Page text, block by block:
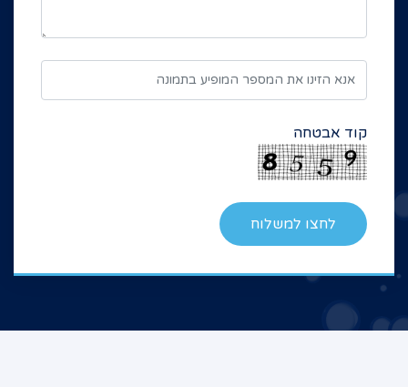
קוד אבטחה
לחצו למשלוח